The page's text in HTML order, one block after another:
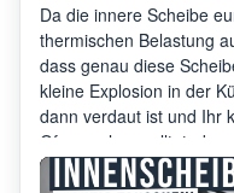
Da die innere Scheibe
thermischen Belastung
dass genau diese
kleine Explosion in der
dann verdaut ist und Ihr
Ofens sehen solltet,